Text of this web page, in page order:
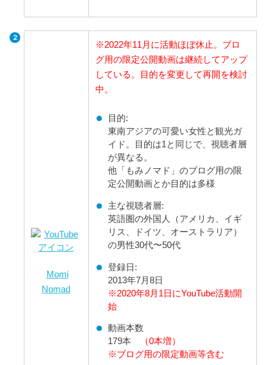
Momi
Nomad
※2022年11月に活動ほぼ休止。ブロ
グ用の限定公開動画は継続してアップ
している。目的を変更して再開を検討
中。
目的:
東南アジアの可愛い女性と観光ガ
イド。目的は1と同じで、視聴者層
が異なる。
他「もみノマド」のブログ用の限
定公開動画とか目的は多様
主な視聴者層:
英語圏の外国人（アメリカ、イギ
リス、ドイツ、オーストラリア）
の男性30代〜50代
登録日:
2013年7月8日
※2020年8月1日にYouTube活動開
始
動画本数
179本
（0本増）
※ブログ用の限定動画等含む